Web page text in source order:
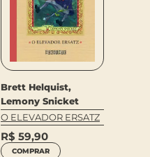
Brett Helquist,
Lemony Snicket
O ELEVADOR ERSATZ
R$ 59,90
COMPRAR